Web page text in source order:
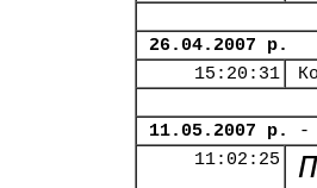
26.04.2007 р.
15:20:31
11.05.2007 р.
-
11:02:25